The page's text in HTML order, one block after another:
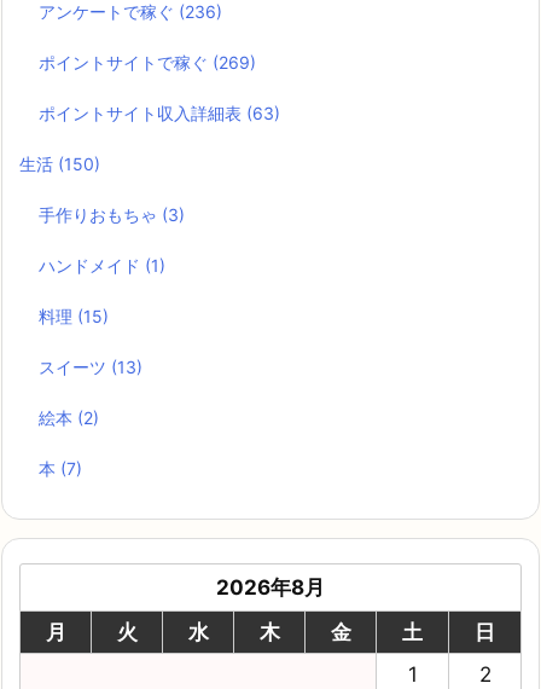
アンケートで稼ぐ (236)
ポイントサイトで稼ぐ (269)
ポイントサイト収入詳細表 (63)
生活 (150)
手作りおもちゃ (3)
ハンドメイド (1)
料理 (15)
スイーツ (13)
絵本 (2)
本 (7)
2026年8月
月
火 水 木 金 土
日
1
2